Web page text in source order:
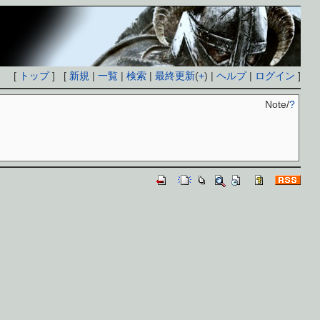
[ トップ] [ 新規 |一覧 |検索 |最終更新(+) |ヘルプ| ログイン ]
Note/?